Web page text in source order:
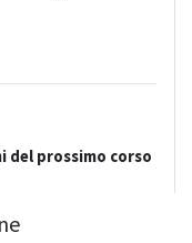
del prossimo corso